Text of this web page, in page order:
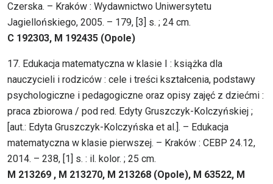
Czerska. – Kraków : Wydawnictwo Uniwersytetu
Jagiellońskiego, 2005. – 179, [3] s. ; 24 cm.
C 192303, M 192435 (Opole)
17. Edukacja matematyczna w klasie I : książka dla
nauczycieli i rodziców : cele i treści kształcenia, podstawy
psychologiczne i pedagogiczne oraz opisy zajęć z dziećmi :
praca zbiorowa / pod red. Edyty Gruszczyk-Kolczyńskiej ;
[aut.: Edyta Gruszczyk-Kolczyńska et al.]. – Edukacja
matematyczna w klasie pierwszej. – Kraków : CEBP 24.12,
2014. – 238, [1] s. : il. kolor. ; 25 cm.
M 213269 , M 213270, M 213268 (Opole), M 63522, M